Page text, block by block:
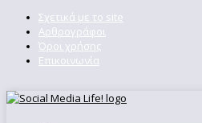
Σχετικά με το site
Αρθρογράφοι
Όροι χρήσης
Επικοινωνία